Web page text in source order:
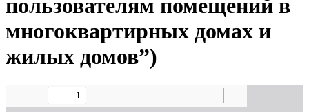
пользователям помещений в
многоквартирных домах и
жилых домов”)